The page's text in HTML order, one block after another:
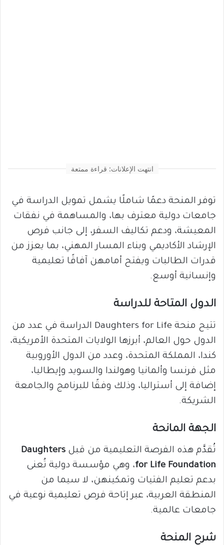
انتهت الإعلانات: قراءة ممتعة
توفر المنحة دعمًا شاملًا يشمل تمويل الدراسة في
جامعات دولية معترف بها، والمساهمة في نفقات
المعيشة، ودعم تكاليف السفر، إلى جانب فرص
الإرشاد الأكاديمي وبناء المسار المهني، بما يعزز من
قدرات الطالبات ويفتح أمامهن آفاقًا تعليمية
وإنسانية أوسع.
الدول المتاحة للدراسة
تتيح منحة Daughters for Life الدراسة في عدد من
الدول حول العالم، أبرزها الولايات المتحدة الأمريكية،
كندا، المملكة المتحدة، وعدد من الدول الأوروبية
مثل فرنسا وألمانيا وهولندا والسويد وإيطاليا،
إضافة إلى أستراليا، وذلك وفقًا للبرنامج والجامعة
الشريكة.
الجهة المانحة
تُقدَّم هذه الفرصة التعليمية من قبل Daughters
for Life Foundation، وهي مؤسسة دولية تُعنى
بدعم تعليم الفتيات وتمكينهن، لا سيما من
المنطقة العربية، عبر إتاحة فرص تعليمية نوعية في
جامعات عالمية.
شرح المنحة